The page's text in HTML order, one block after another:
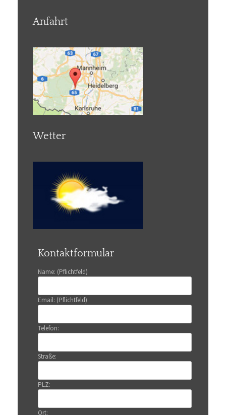
Anfahrt
Wetter
Kontaktformular
Name: (Pflichtfeld)
Email: (Pflichtfeld)
Telefon:
Straße:
PLZ:
Ort: